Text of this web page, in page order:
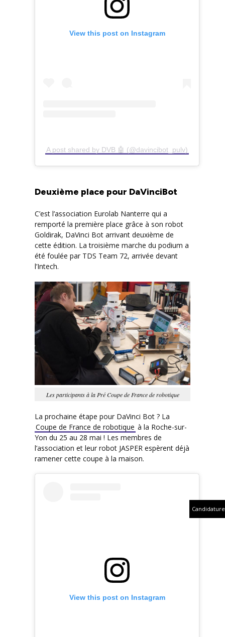
View this post on Instagram
A post shared by DVB 🤖 (@davincibot_pulv)
Deuxième place pour DaVinciBot
C’est l’association Eurolab Nanterre qui a
remporté la première place grâce à son robot
Goldirak, DaVinci Bot arrivant deuxième de
cette édition. La troisième marche du podium a
été foulée par TDS Team 72, arrivée devant
l’Intech.
Les participants à la Pré Coupe de France de robotique
La prochaine étape pour DaVinci Bot ? La
Coupe de France de robotique à la Roche-sur-
Yon du 25 au 28 mai ! Les membres de
l’association et leur robot JASPER espèrent déjà
ramener cette coupe à la maison.
View this post on Instagram
Candidature